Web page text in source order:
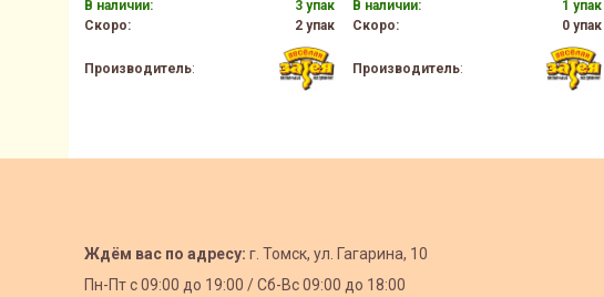
В наличии:
3 упак
Скоро:
2 упак
Производитель:
В наличии:
1 упак
Скоро:
0 упак
Производитель:
Ждём вас по адресу: г. Томск, ул. Гагарина, 10
Пн-Пт с09:00 до 19:00 /Сб-Вс 09:00 до 18:00